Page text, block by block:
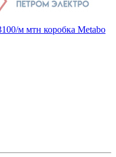
м мтн коробка Metabo